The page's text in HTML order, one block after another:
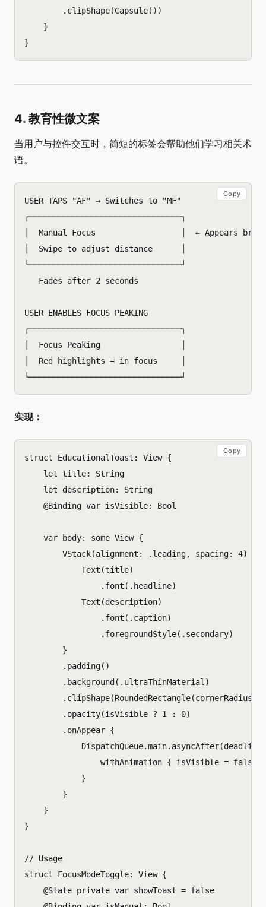
. clipShape(Capsule())
}
}
4. 教育性微文案
当用户与控件交互时，简短的标签会帮助他们学习相关术
语。
USER TAPS "AF" → Switches to "MF"
┌────────────────────────────────┐
│  Manual Focus                  │  ← Appears
│  Swipe to adjust distance      │
└────────────────────────────────┘
   Fades after 2 seconds
USER ENABLES FOCUS PEAKING
┌────────────────────────────────┐
│  Focus Peaking                 │
│  Red highlights = in focus     │
Copy
实现：
struct EducationalToast : View {
let title:
String
let
description:
String
@Binding var isVisible: Bool
var body: some View {
VStack(alignment : . leading, spacing: 4)
Text (title)
. font (. headline)
Text (description)
. font (. caption)
. foregroundStyle(. secondary)
}
. padding()
. background (. ultraThinMaterial )
. clipShape(RoundedRectangle(cornerRadius
. opacity(isVisible ? 1 : 0)
. onAppear {
DispatchQueue.main. asyncAfter(deadline
withAnimation { isVisible = false
}
}
}
}
// Usage
struct
FocusModeToggle: View {
@State private var showToast = false
Copy